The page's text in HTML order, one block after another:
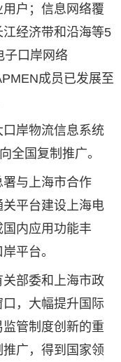
户；信息网络覆
经济带和沿海等5
子口岸网络
成员已发展至
岸物流信息系统
全国复制推广。
与上海市合作
关平台建设上海电
内应用功能丰
平台。
部委和上海市政
，大幅提升国际
管制度创新的重
广，得到国家领